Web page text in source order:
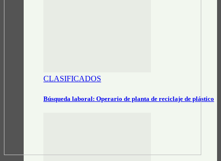
CLASIFICADOS
Búsqueda laboral: Operario de planta de reciclaje de plástico